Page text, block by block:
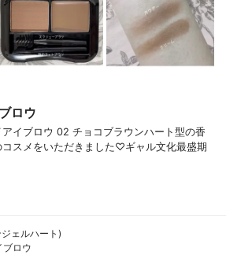
ロウ
イブロウ 02 チョコブラウンハート型の香
スメをいただきました♡ギャル文化最盛期
ェルハート)
ブロウ